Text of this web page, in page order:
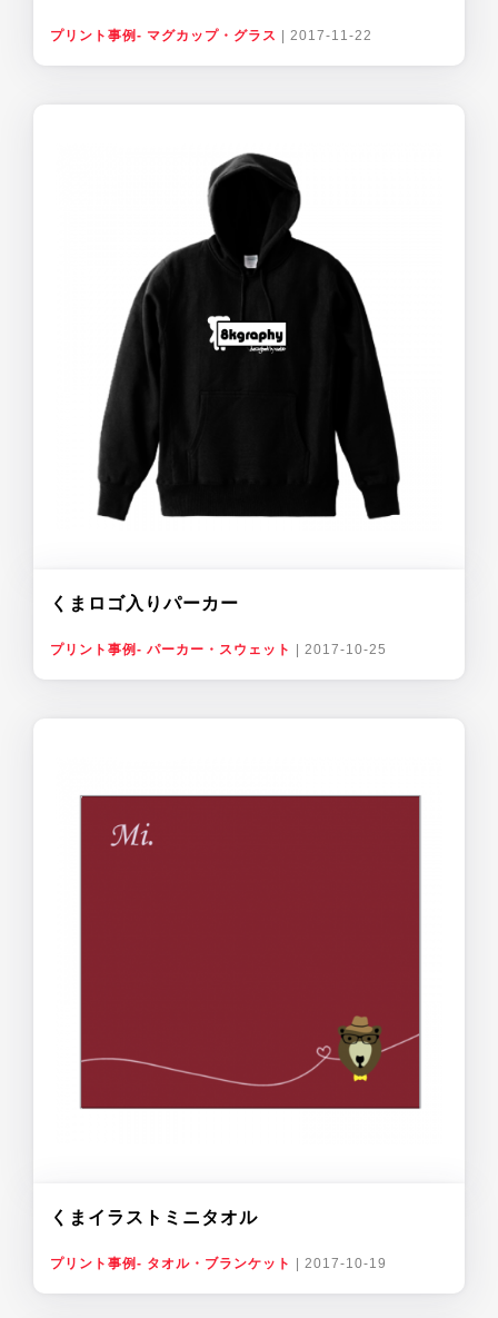
プリント事例- マグカップ・グラス 2017-11-22
くまロゴ入りパーカー
プリント事例- パーカー・スウェット 2017-10-25
くまイラストミニタオル
プリント事例- タオル・ブランケット 2017-10-19